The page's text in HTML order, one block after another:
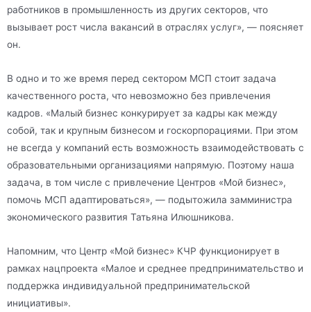
работников в промышленность из других секторов, что
вызывает рост числа вакансий в отраслях услуг», — поясняет
он.
В одно и то же время перед сектором МСП стоит задача
качественного роста, что невозможно без привлечения
кадров. «Малый бизнес конкурирует за кадры как между
собой, так и крупным бизнесом и госкорпорациями. При этом
не всегда у компаний есть возможность взаимодействовать с
образовательными организациями напрямую. Поэтому наша
задача, в том числе с привлечение Центров «Мой бизнес»,
помочь МСП адаптироваться», — подытожила замминистра
экономического развития Татьяна Илюшникова.
Напомним, что Центр «Мой бизнес» КЧР функционирует в
рамках нацпроекта «Малое и среднее предпринимательство и
поддержка индивидуальной предпринимательской
инициативы».